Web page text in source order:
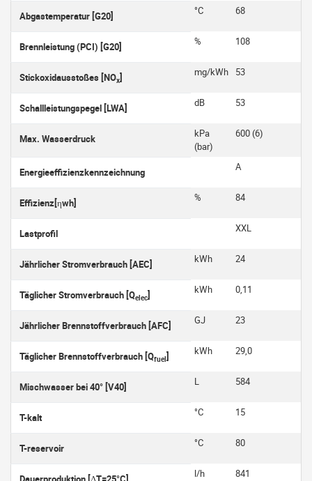
Abgastemperatur [G20] °C 68
Brennleistung (PCI) [G20] % 108
Stickoxidausstoßes [NOx] mg/kWh 53
Schallleistungspegel [LWA] dB 53
Max. Wasserdruck
kPa
(bar)
600 (6)
Energieeffizienzkennzeichnung A
Effizienz[ηwh] % 84
Lastprofil XXL
Jährlicher Stromverbrauch [AEC] kWh 24
Täglicher Stromverbrauch [Qelec] kWh 0,11
Jährlicher Brennstoffverbrauch [AFC] GJ 23
Täglicher Brennstoffverbrauch [Qfuel] kWh 29,0
Mischwasser bei 40° [V40] L 584
T-kalt °C 15
T-reservoir °C 80
l/h 841